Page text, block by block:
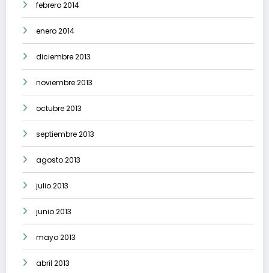
febrero 2014
enero 2014
diciembre 2013
noviembre 2013
octubre 2013
septiembre 2013
agosto 2013
julio 2013
junio 2013
mayo 2013
abril 2013